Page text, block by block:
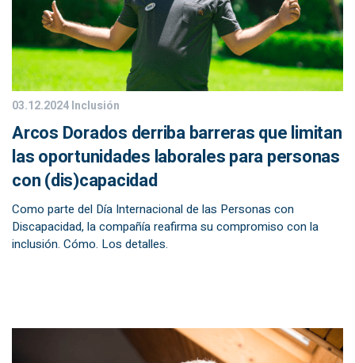
03.12.2024Inclusión
Arcos Dorados derriba barreras que limitan
las oportunidades laborales para personas
con (dis)capacidad
Como parte del Día Internacional de las Personas con
Discapacidad, la compañía reafirma su compromiso con la
inclusión. Cómo. Los detalles.